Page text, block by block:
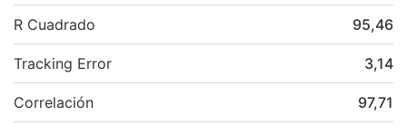
R Cuadrado 95,46
Tracking Error 3,14
Correlación 97,71